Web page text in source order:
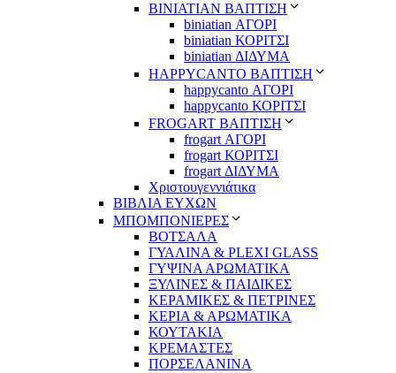
ΒΙΝΙΑΤΙΑΝ ΒΑΠΤΙΣΗ
biniatian ΑΓΟΡΙ
biniatian ΚΟΡΙΤΣΙ
biniatian ΔΙΔΥΜΑ
HAPPYCANTO ΒΑΠΤΙΣΗ
happycanto ΑΓΟΡΙ
happycanto ΚΟΡΙΤΣΙ
FROGART ΒΑΠΤΙΣΗ
frogart ΑΓΟΡΙ
frogart ΚΟΡΙΤΣΙ
frogart ΔΙΔΥΜΑ
Χριστουγεννιάτικα
ΒΙΒΛΙΑ ΕΥΧΩΝ
ΜΠΟΜΠΟΝΙΕΡΕΣ
ΒΟΤΣΑΛΑ
ΓΥΑΛΙΝΑ & PLEXI GLASS
ΓΥΨΙΝΑ ΑΡΩΜΑΤΙΚΑ
ΞΥΛΙΝΕΣ & ΠΑΙΔΙΚΕΣ
ΚΕΡΑΜΙΚΕΣ & ΠΕΤΡΙΝΕΣ
ΚΕΡΙΑ & ΑΡΩΜΑΤΙΚΑ
ΚΟΥΤΑΚΙΑ
ΚΡΕΜΑΣΤΕΣ
ΠΟΡΣΕΛΑΝΙΝΑ